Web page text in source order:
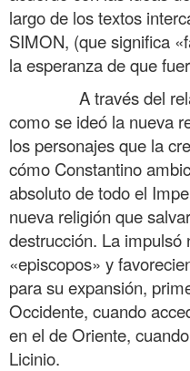
largo de los textos
SIMON, (que significa
la esperanza de que
A través del
como se ideó la nueva
los personajes que la
cómo Constantino
absoluto de todo el
nueva religión que
destrucción. La impulsó
«episcopos» y
para su expansión,
Occidente, cuando
en el de Oriente,
Licinio.